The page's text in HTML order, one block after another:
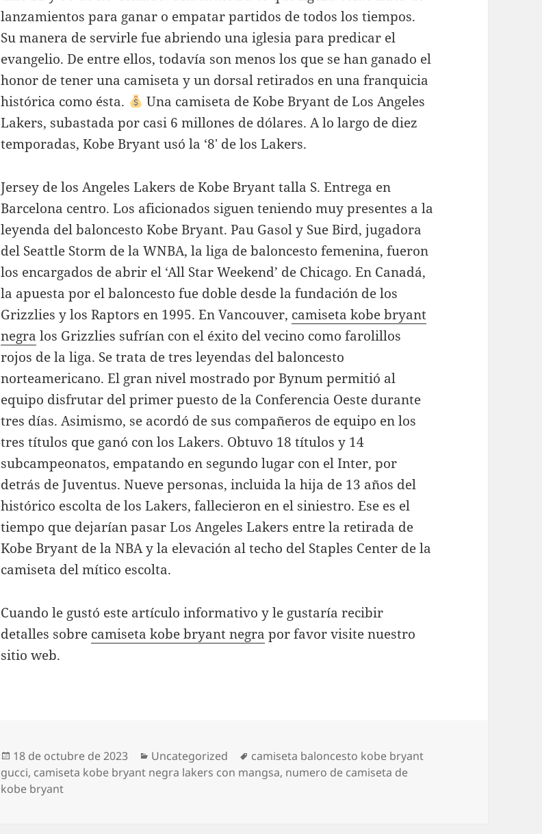
lanzamientos para ganar o empatar partidos de todos los tiempos.
Su manera de servirle fue abriendo una iglesia para predicar el
evangelio. De entre ellos, todavía son menos los que se han ganado el
honor de tener una camiseta y un dorsal retirados en una franquicia
histórica como ésta.
Una camiseta de Kobe Bryant de Los Angeles
Lakers, subastada por casi 6 millones de dólares. A lo largo de diez
temporadas, Kobe Bryant usó la ‘8′ de los Lakers.
Jersey de los Angeles Lakers de Kobe Bryant talla S. Entrega en
Barcelona centro. Los aficionados siguen teniendo muy presentes a la
leyenda del baloncesto Kobe Bryant. Pau Gasol y Sue Bird, jugadora
del Seattle Storm de la WNBA, la liga de baloncesto femenina, fueron
los encargados de abrir el ‘All Star Weekend’ de Chicago. En Canadá,
la apuesta por el baloncesto fue doble desde la fundación de los
Grizzlies y los Raptors en 1995. En Vancouver, camiseta kobe bryant
negra los Grizzlies sufrían con el éxito del vecino como farolillos
rojos de la liga. Se trata de tres leyendas del baloncesto
norteamericano. El gran nivel mostrado por Bynum permitió al
equipo disfrutar del primer puesto de la Conferencia Oeste durante
tres días. Asimismo, se acordó de sus compañeros de equipo en los
tres títulos que ganó con los Lakers. Obtuvo 18 títulos y 14
subcampeonatos, empatando en segundo lugar con el Inter, por
detrás de Juventus. Nueve personas, incluida la hija de 13 años del
histórico escolta de los Lakers, fallecieron en el siniestro. Ese es el
tiempo que dejarían pasar Los Angeles Lakers entre la retirada de
Kobe Bryant de la NBA y la elevación al techo del Staples Center de la
camiseta del mítico escolta.
Cuando le gustó este artículo informativo y le gustaría recibir
detalles sobre camiseta kobe bryant negra por favor visite nuestro
sitio web.
Publicado
el
18 de octubre de 2023 Categorías
Uncategorized Etiquetas
camiseta baloncesto kobe bryant
gucci, camiseta kobe bryant negra lakers con mangsa, numero de camiseta de
kobe bryant